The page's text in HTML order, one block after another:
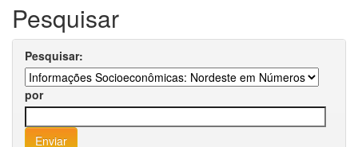
Pesquisar
Pesquisar:
por